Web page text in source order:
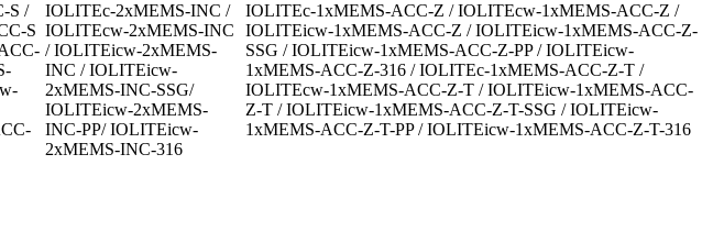
S /
S
IOLITEc-2xMEMS-INC /
IOLITEcw-2xMEMS-INC
/ IOLITEicw-2xMEMS-
INC / IOLITEicw-
2xMEMS-INC-SSG/
IOLITEicw-2xMEMS-
INC-PP/ IOLITEicw-
2xMEMS-INC-316
IOLITEc-1xMEMS-ACC-Z / IOLITEcw-1xMEMS-ACC-Z /
IOLITEicw-1xMEMS-ACC-Z / IOLITEicw-1xMEMS-ACC-Z-
SSG / IOLITEicw-1xMEMS-ACC-Z-PP / IOLITEicw-
1xMEMS-ACC-Z-316 / IOLITEc-1xMEMS-ACC-Z-T /
IOLITEcw-1xMEMS-ACC-Z-T / IOLITEicw-1xMEMS-ACC-
Z-T / IOLITEicw-1xMEMS-ACC-Z-T-SSG / IOLITEicw-
1xMEMS-ACC-Z-T-PP / IOLITEicw-1xMEMS-ACC-Z-T-316